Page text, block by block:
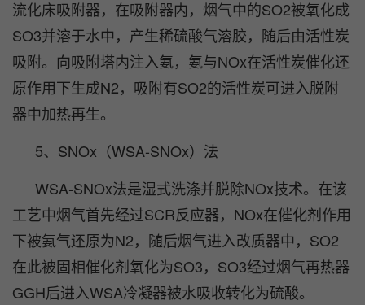
流化床吸附器，在吸附器内，烟气中的SO2被氧化成
SO3并溶于水中，产生稀硫酸气溶胶，随后由活性炭
吸附。向吸附塔内注入氨，氨与NOx在活性炭催化还
原作用下生成N2，吸附有SO2的活性炭可进入脱附
器中加热再生。
5、SNOx（WSA-SNOx）法
WSA-SNOx法是湿式洗涤并脱除NOx技术。在该
工艺中烟气首先经过SCR反应器，NOx在催化剂作用
下被氨气还原为N2，随后烟气进入改质器中，SO2
在此被固相催化剂氧化为SO3，SO3经过烟气再热器
GGH后进入WSA冷凝器被水吸收转化为硫酸。